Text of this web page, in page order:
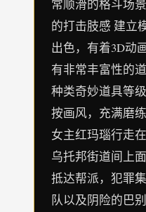
常顺滑的格斗场
的打击肢感 建立
出色，有着3D动
有非常丰富性的
种类奇妙道具等
按画风，充满磨
女主红玛瑙行走
乌托邦街道间上
抵达帮派，犯罪
队以及阴险的巴